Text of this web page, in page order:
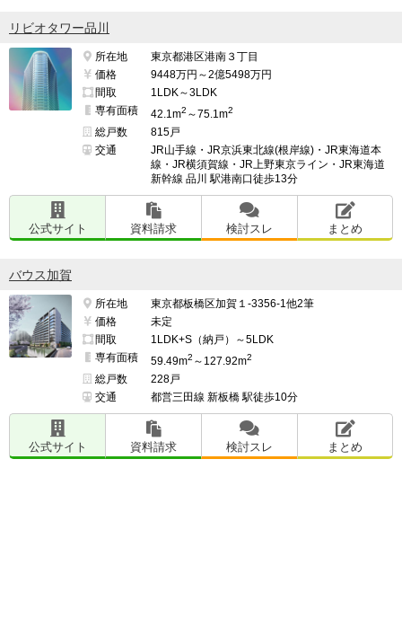
リビオタワー品川
所在地
東京都港区港南３丁目
価格
9448万円～2億5498万円
間取
1LDK～3LDK
専有面積
42.1m2 ～75.1m2
総戸数
815戸
交通
JR山手線・JR京浜東北線(根岸線)・JR東海道本
線・JR横須賀線・JR上野東京ライン・JR東海道
新幹線 品川 駅港南口徒歩13分
公式サイト 資料請求 検討スレ まとめ
バウス加賀
所在地
東京都板橋区加賀１-3356-1他2筆
価格
未定
間取
1LDK+S（納戸）～5LDK
専有面積
59.49m2 ～127.92m2
総戸数
228戸
交通
都営三田線 新板橋 駅徒歩10分
公式サイト 資料請求 検討スレ まとめ